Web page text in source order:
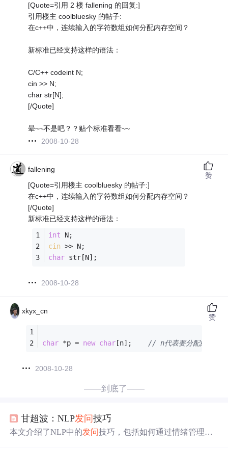
[Quote=引用 2 楼 fallening 的回复:]
引用楼主 coolbluesky 的帖子:
在c++中，连续输入的字符数组如何分配内存空间？
新标准已经支持这样的语法：
C/C++ codeint N;
cin >> N;
char str[N];
[/Quote]
晕~~不是吧？？贴个标准看看~~
2008-10-28
fallening
[Quote=引用楼主 coolbluesky 的帖子:]
在c++中，连续输入的字符数组如何分配内存空间？
[/Quote]
新标准已经支持这样的语法：
int N;
cin >> N;
char str[N];
2008-10-28
赞
xkyx_cn
char *p = new char [n]; // n代表要分配的字节
2008-10-28
赞
——到底了——
甘超波：NLP发问技巧
本文介绍了NLP中的发问技巧，包括如何通过情绪管理缓